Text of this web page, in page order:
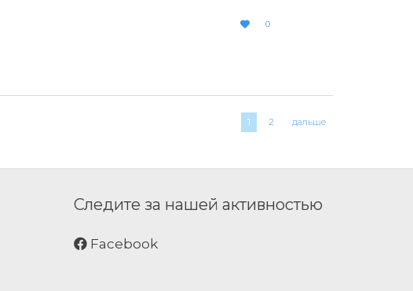

LOVE
IT
0
1 2 дальше
Следите за нашей активностью
Facebook